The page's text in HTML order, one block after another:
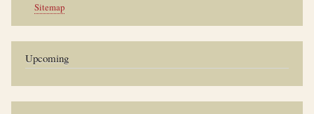
Sitemap
Upcoming